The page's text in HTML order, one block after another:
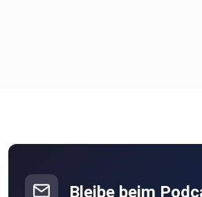
Bleibe beim